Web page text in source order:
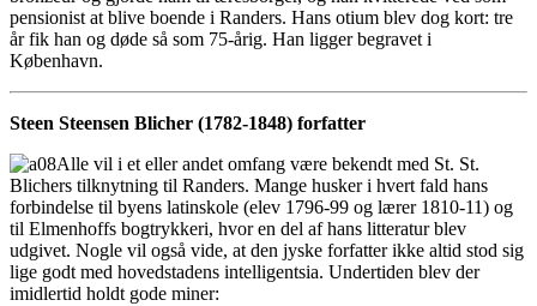
pensionist at blive boende i Randers. Hans otium blev dog kort: tre
år fik han og døde så som 75-årig. Han ligger begravet i
København.
Steen Steensen Blicher (1782-1848) forfatter
Alle vil i et eller andet omfang være bekendt med St. St.
Blichers tilknytning til Randers. Mange husker i hvert fald hans
forbindelse til byens latinskole (elev 1796-99 og lærer 1810-11) og
til Elmenhoffs bogtrykkeri, hvor en del af hans litteratur blev
udgivet. Nogle vil også vide, at den jyske forfatter ikke altid stod sig
lige godt med hovedstadens intelligentsia. Undertiden blev der
imidlertid holdt gode miner: